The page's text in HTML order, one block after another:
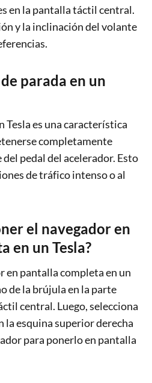
en la pantalla táctil central.
y la inclinación del volante
parada en un
Tesla es una característica
completamente
pedal del acelerador. Esto
de tráfico intenso o al
el navegador en
en un Tesla?
en pantalla completa en un
de la brújula en la parte
central. Luego, selecciona
la esquina superior derecha
para ponerlo en pantalla